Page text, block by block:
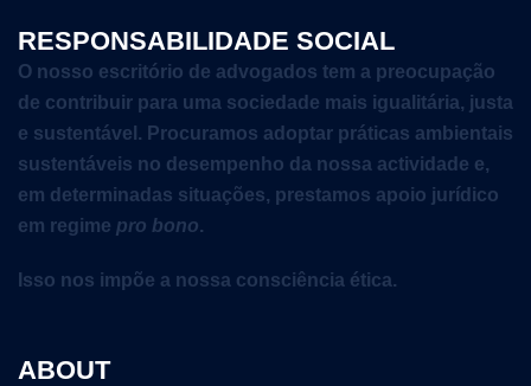
RESPONSABILIDADE SOCIAL
O nosso escritório de advogados tem a preocupação
de contribuir para uma sociedade mais igualitária, justa
e sustentável. Procuramos adoptar práticas ambientais
sustentáveis no desempenho da nossa actividade e,
em determinadas situações, prestamos apoio jurídico
em regime pro bono.
Isso nos impõe a nossa consciência ética.
ABOUT